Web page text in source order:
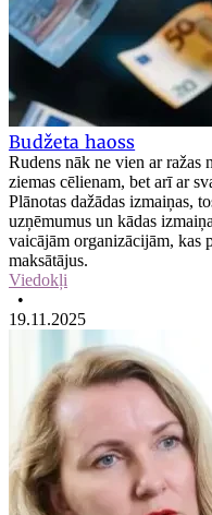
Budžeta haoss
Rudens nāk ne vien ar ražas
ziemas cēlienam, bet arī ar
Plānotas dažādas izmaiņas,
uzņēmumus un kādas
vaicājām organizācijām, kas
maksātājus.
Viedokļi
•
19.11.2025